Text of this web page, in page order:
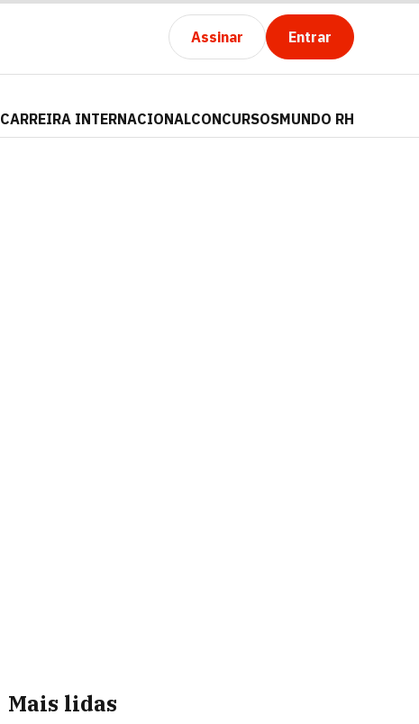
Assinar Entrar
CARREIRA INTERNACIONALCONCURSOSMUNDO RH
Mais lidas